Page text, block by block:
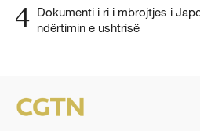
4 Dokumenti i ri i mbrojtjes i
ndërtimin e ushtrisë